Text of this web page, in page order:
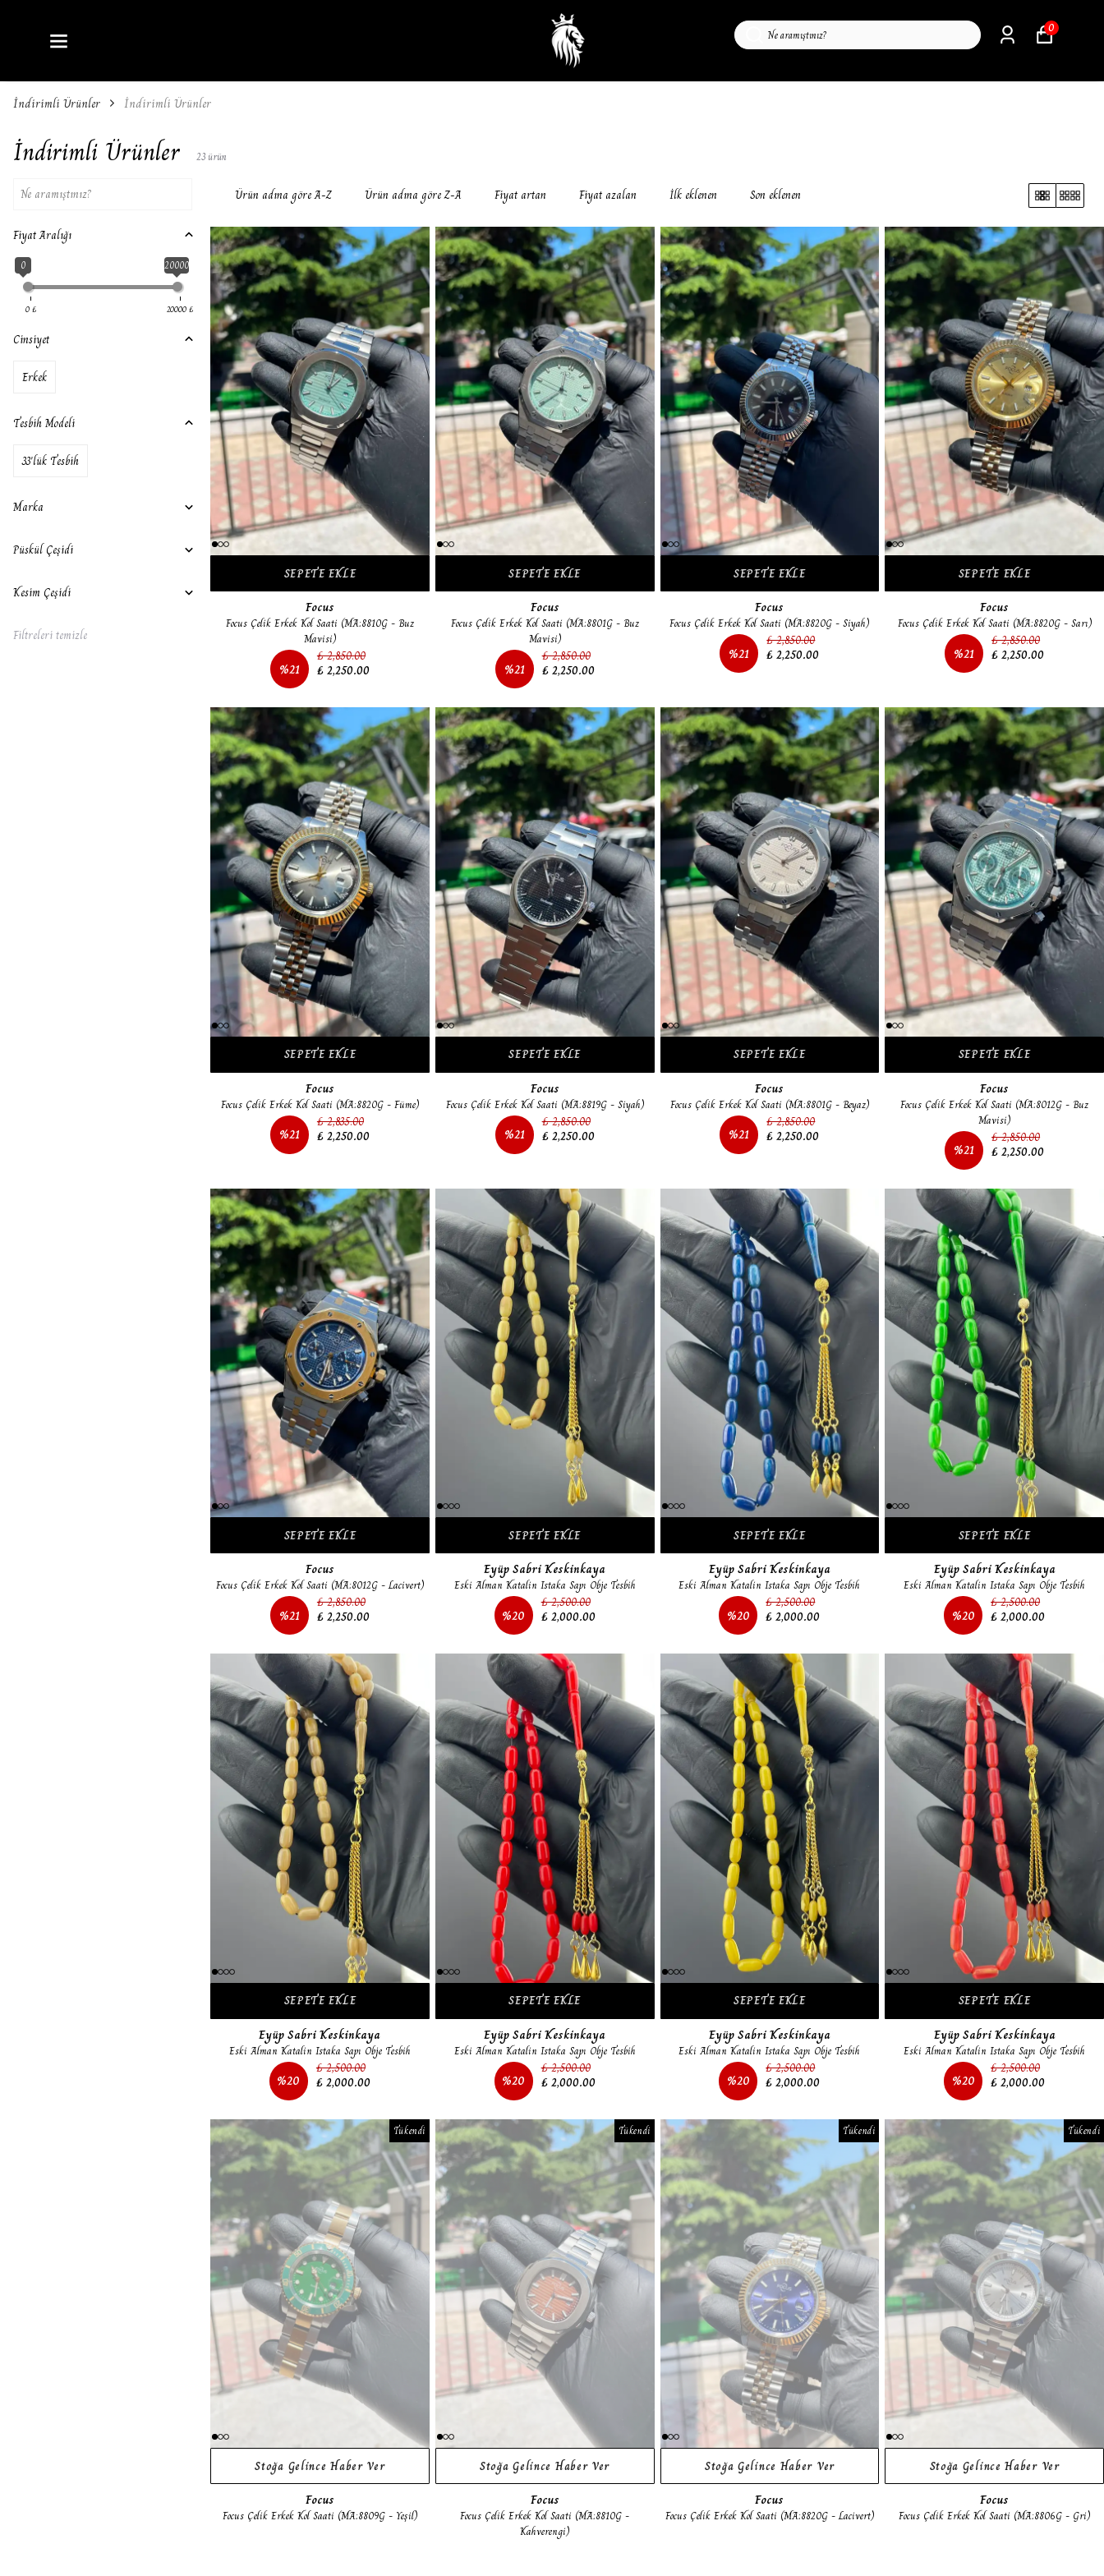
0
İndirimli Ürünler İndirimli Ürünler
İndirimli Ürünler 23ürün
Ürün adına göre A-Z Ürün adına göre Z-A Fiyat artan Fiyat azalan İlk eklenen Son eklenen
Fiyat Aralığı
0 20000
0 ₺ 20000 ₺
Cinsiyet
Erkek
Tesbih Modeli
33'lük Tesbih
Marka
Püskül Çeşidi
Kesim Çeşidi
Filtreleri temizle
SEPETE EKLE
Focus
Focus Çelik Erkek Kol Saati (MA:8810G - Buz
Mavisi)
%21
₺ 2,850.00
₺ 2,250.00
SEPETE EKLE
Focus
Focus Çelik Erkek Kol Saati (MA:8801G - Buz
Mavisi)
%21
₺ 2,850.00
₺ 2,250.00
SEPETE EKLE
Focus
Focus Çelik Erkek Kol Saati (MA:8820G - Siyah)
%21
₺ 2,850.00
₺ 2,250.00
SEPETE EKLE
Focus
Focus Çelik Erkek Kol Saati (MA:8820G - Sarı)
%21
₺ 2,850.00
₺ 2,250.00
SEPETE EKLE
Focus
Focus Çelik Erkek Kol Saati (MA:8820G - Füme)
%21
₺ 2,835.00
₺ 2,250.00
SEPETE EKLE
Focus
Focus Çelik Erkek Kol Saati (MA:8819G - Siyah)
%21
₺ 2,850.00
₺ 2,250.00
SEPETE EKLE
Focus
Focus Çelik Erkek Kol Saati (MA:8801G - Beyaz)
%21
₺ 2,850.00
₺ 2,250.00
SEPETE EKLE
Focus
Focus Çelik Erkek Kol Saati (MA:8012G - Buz
Mavisi)
%21
₺ 2,850.00
₺ 2,250.00
SEPETE EKLE
Focus
Focus Çelik Erkek Kol Saati (MA:8012G - Lacivert)
%21
₺ 2,850.00
₺ 2,250.00
SEPETE EKLE
Eyüp Sabri Keskinkaya
Eski Alman Katalin Istaka Sapı Obje Tesbih
%20
₺ 2,500.00
₺ 2,000.00
SEPETE EKLE
Eyüp Sabri Keskinkaya
Eski Alman Katalin Istaka Sapı Obje Tesbih
%20
₺ 2,500.00
₺ 2,000.00
SEPETE EKLE
Eyüp Sabri Keskinkaya
Eski Alman Katalin Istaka Sapı Obje Tesbih
%20
₺ 2,500.00
₺ 2,000.00
SEPETE EKLE
Eyüp Sabri Keskinkaya
Eski Alman Katalin Istaka Sapı Obje Tesbih
%20
₺ 2,500.00
₺ 2,000.00
SEPETE EKLE
Eyüp Sabri Keskinkaya
Eski Alman Katalin Istaka Sapı Obje Tesbih
%20
₺ 2,500.00
₺ 2,000.00
SEPETE EKLE
Eyüp Sabri Keskinkaya
Eski Alman Katalin Istaka Sapı Obje Tesbih
%20
₺ 2,500.00
₺ 2,000.00
SEPETE EKLE
Eyüp Sabri Keskinkaya
Eski Alman Katalin Istaka Sapı Obje Tesbih
%20
₺ 2,500.00
₺ 2,000.00
Tükendi Tükendi Tükendi
Stoğa Gelince Haber Ver
Focus
Focus Çelik Erkek Kol Saati (MA:8809G - Yeşil)
Tükendi Tükendi Tükendi
Stoğa Gelince Haber Ver
Focus
Focus Çelik Erkek Kol Saati (MA:8810G -
Kahverengi)
Tükendi Tükendi
Stoğa Gelince Haber Ver
Focus
Focus Çelik Erkek Kol Saati (MA:8820G - Lacivert)
Tükendi
Stoğa Gelince Haber Ver
Focus
Focus Çelik Erkek Kol Saati (MA:8806G - Gri)